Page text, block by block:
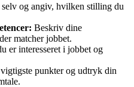
og angiv, hvilken stilling du
Beskriv dine
matcher jobbet.
er interesseret i jobbet og
punkter og udtryk din